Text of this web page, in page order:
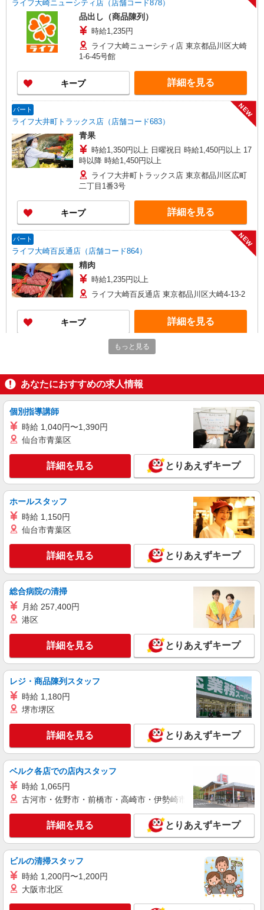
ライフ大崎ニューシティ店（店舗コード878）
品出し（商品陳列）
時給1,235円
ライフ大崎ニューシティ店 東京都品川区大崎
1-6-45号館
キープ 詳細を見る
パート
ライフ大井町トラックス店（店舗コード683）
NEW
青果
時給1,350円以上 日曜祝日 時給1,450円以上 17
時以降 時給1,450円以上
ライフ大井町トラックス店 東京都品川区広町
二丁目1番3号
キープ 詳細を見る
パート
ライフ大崎百反通店（店舗コード864）
NEW
精肉
時給1,235円以上
ライフ大崎百反通店 東京都品川区大崎4-13-2
キープ 詳細を見る
レジ
時給1,235円以上
ライフ東五反田店 東京都品川区東五反田2-19-
キープ 詳細を見る
ライフ武蔵小山店（店舗コード836）
NEW
品出し（商品陳列）
ライフ武蔵小山店 東京都品川区小山2－7－14
キープ 詳細を見る
アルバイト
ライフ大崎百反通店（店舗コード864）
NEW
作業場清掃
時給1,250円 高校生（21:45まで） 時給1,250円
ライフ大崎百反通店 東京都品川区大崎4-13-2
キープ 詳細を見る
パート
ライフ東五反田店（店舗コード612）
NEW
時給1,235円以上
ライフ東五反田店 東京都品川区東五反田2-19-
6
アルバイト
ライフ東五反田店（店舗コード612）
NEW
レジ
時給1,350円以上
ライフ東五反田店 東京都品川区東五反田2-19-
詳細を見る
もっと見る
あなたにおすすめの求人情報
個別指導講師
時給 1,040円〜1,390円
仙台市青葉区
詳細を見る とりあえずキープ
ホールスタッフ
時給 1,150円
仙台市青葉区
詳細を見る とりあえずキープ
総合病院の清掃
月給 257,400円
港区
詳細を見る とりあえずキープ
レジ・商品陳列スタッフ
時給 1,180円
堺市堺区
詳細を見る とりあえずキープ
ベルク各店での店内スタッフ
時給 1,065円
古河市・佐野市・前橋市・高崎市・伊勢崎市・太田市・館林市
詳細を見る とりあえずキープ
ビルの清掃スタッフ
時給 1,200円〜1,200円
大阪市北区